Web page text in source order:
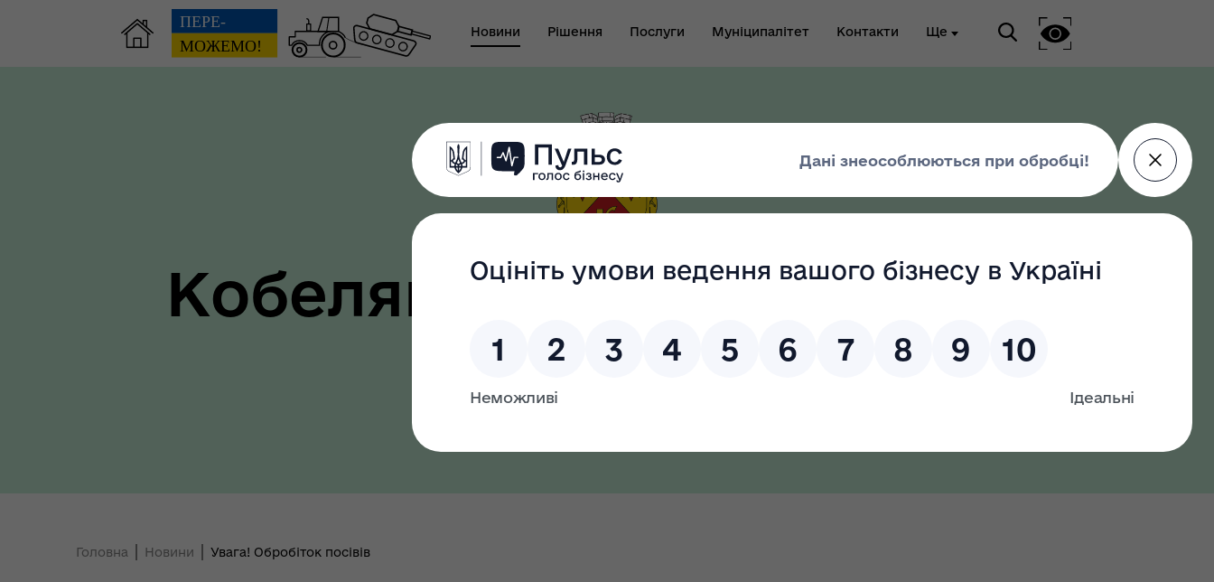
Новини Рішення Послуги Муніципалітет Контакти Ще
Звіт виконуючого
повноваження міського
голови-секретаря міської
програма ментального
Кобеляцька територіальна
громада
Головна Новини Увага! Обробіток посівів